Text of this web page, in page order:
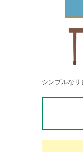
シンプルなリ